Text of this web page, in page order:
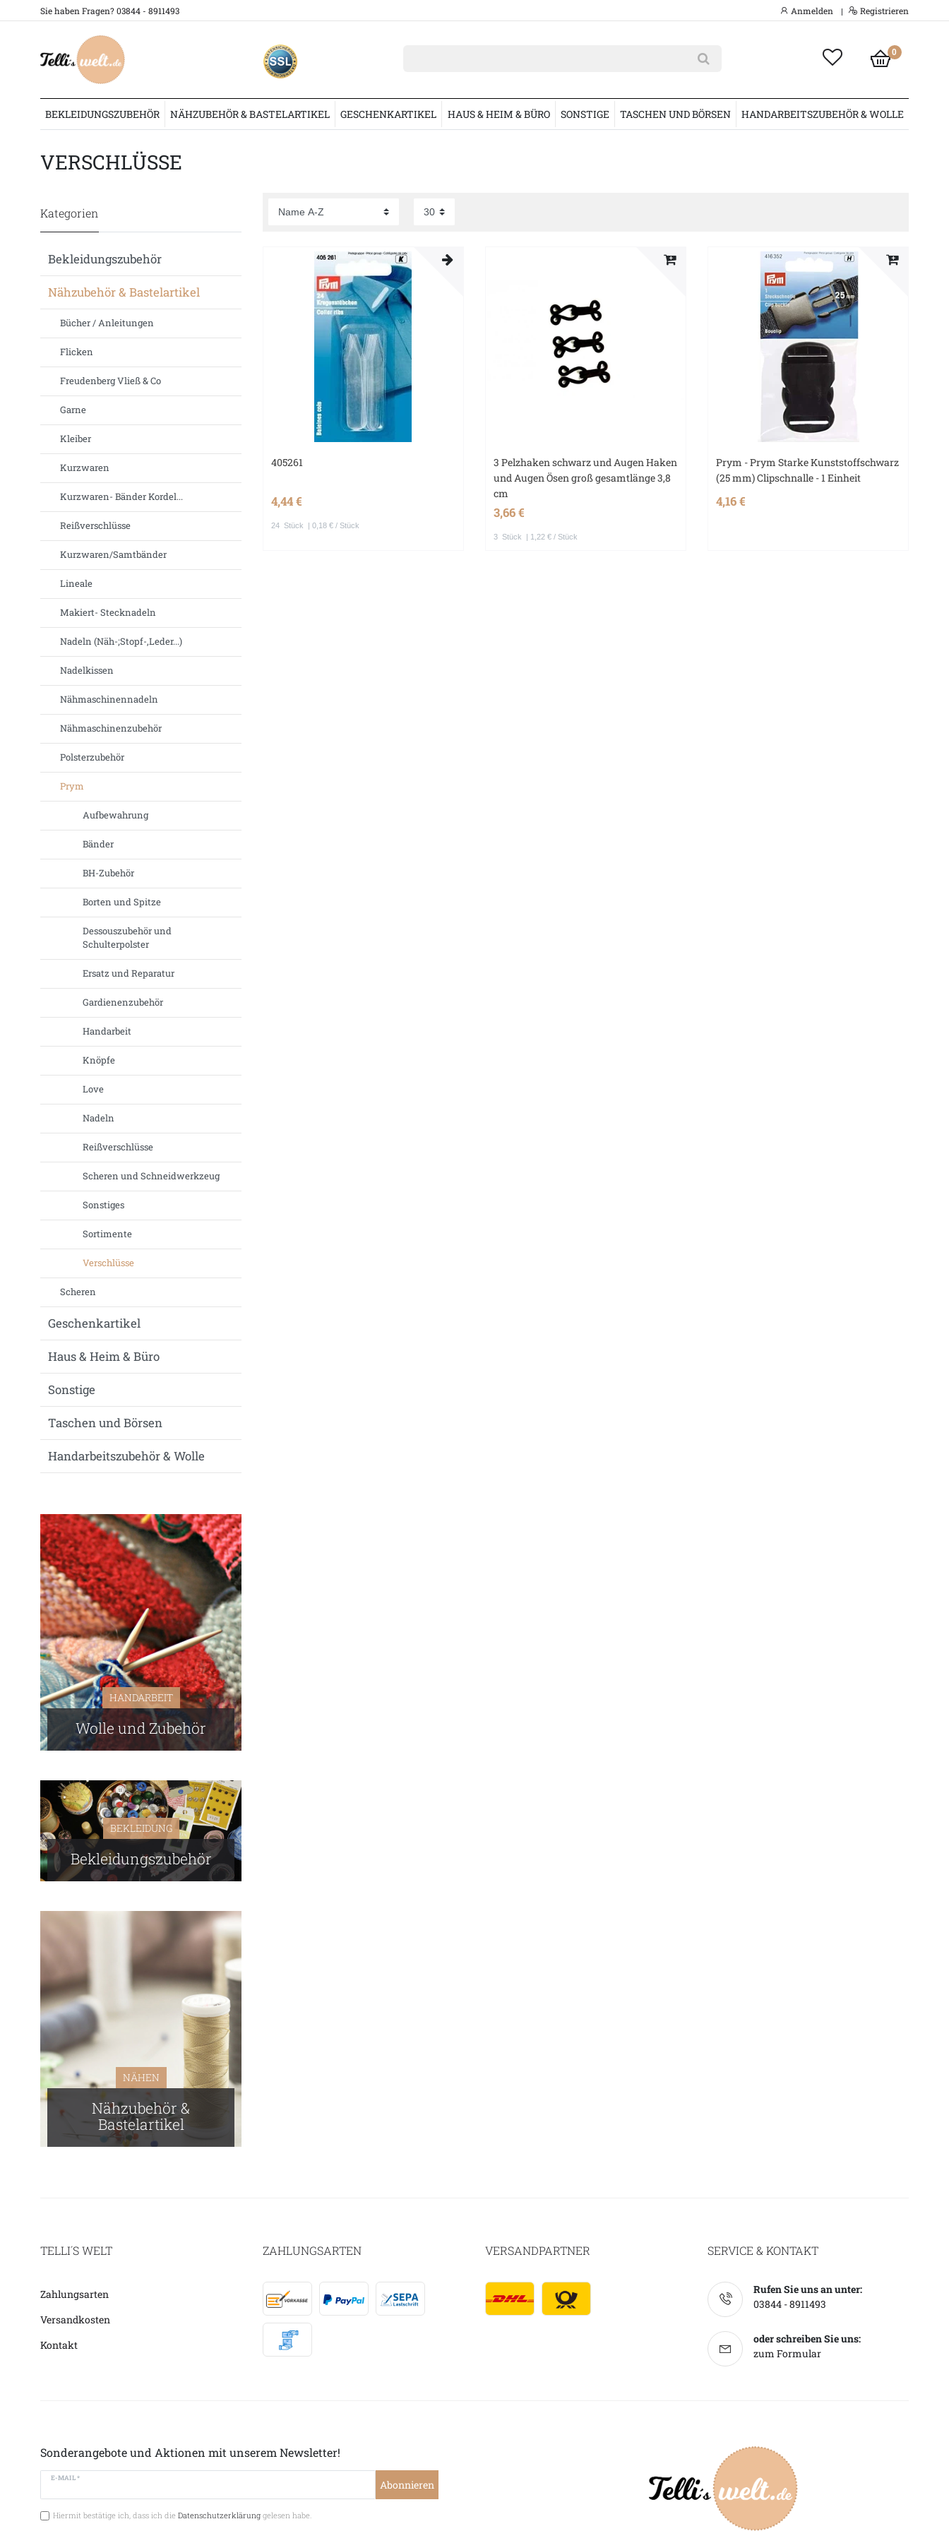
Sie haben Fragen? 03844 - 8911493 Anmelden | Registrieren
0
BEKLEIDUNGSZUBEHÖR NÄHZUBEHÖR & BASTELARTIKEL GESCHENKARTIKEL HAUS & HEIM & BÜRO SONSTIGE TASCHEN UND BÖRSEN HANDARBEITSZUBEHÖR & WOLLE
Nähzubehör & Bastelartikel Prym Verschlüsse
VERSCHLÜSSE
Kategorien
Bekleidungszubehör
Nähzubehör & Bastelartikel
Bücher / Anleitungen
Flicken
Freudenberg Vließ & Co
Garne
Kleiber
Kurzwaren
Kurzwaren- Bänder Kordel...
Reißverschlüsse
Kurzwaren/Samtbänder
Lineale
Makiert- Stecknadeln
Nadeln (Näh-;Stopf-,Leder...)
Nadelkissen
Nähmaschinennadeln
Nähmaschinenzubehör
Polsterzubehör
Prym
Aufbewahrung
Bänder
BH-Zubehör
Borten und Spitze
Dessouszubehör und
Schulterpolster
Ersatz und Reparatur
Gardienenzubehör
Handarbeit
Knöpfe
Love
Nadeln
Reißverschlüsse
Scheren und Schneidwerkzeug
Sonstiges
Sortimente
Verschlüsse
Scheren
Geschenkartikel
Haus & Heim & Büro
Sonstige
Taschen und Börsen
Handarbeitszubehör & Wolle
HANDARBEIT
Wolle und Zubehör
BEKLEIDUNG
Bekleidungszubehör
NÄHEN
Nähzubehör &
Bastelartikel
405261
4,44 €
24 Stück | 0,18 € / Stück
3 Pelzhaken schwarz und Augen Haken
und Augen Ösen groß gesamtlänge 3,8
cm
3,66 €
3 Stück | 1,22 € / Stück
Prym - Prym Starke Kunststoffschwarz
(25 mm) Clipschnalle - 1 Einheit
4,16 €
TELLI´S WELT
Zahlungsarten
Versandkosten
Kontakt
ZAHLUNGSARTEN VERSANDPARTNER SERVICE & KONTAKT
Rufen Sie uns an unter:
03844 - 8911493
oder schreiben Sie uns:
zum Formular
Sonderangebote und Aktionen mit unserem Newsletter!
E-MAIL *
Abonnieren
Hiermit bestätige ich, dass ich die Datenschutzerklärunggelesen habe.